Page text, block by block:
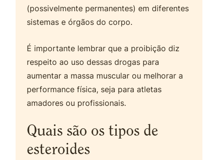
(possivelmente permanentes) em diferentes
sistemas e órgãos do corpo.
É importante lembrar que a proibição diz
respeito ao uso dessas drogas para
aumentar a massa muscular ou melhorar a
performance física, seja para atletas
amadores ou profissionais.
Quais são os tipos de
esteroides